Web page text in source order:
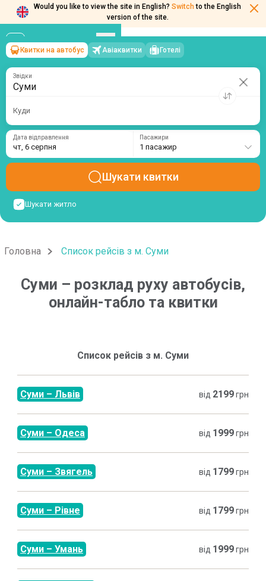
Would you like to view the site in English? Switch to the English
version of the site.
Суми→
чт, 6 серпня/1 пасажир
Квитки на автобус Авіаквитки Готелі
Звідки
Куди
Дата відправлення
чт, 6 серпня
Пасажири
1 пасажир
Шукати квитки
Шукати житло
Головна Список рейсів з м. Суми
Суми – розклад руху автобусів,
онлайн-табло та квитки
Список рейсів з м. Суми
Суми – Львів від 2199грн
Суми – Одеса від 1999грн
Суми – Звягель від 1799грн
Суми – Рівне від 1799грн
Суми – Умань від 1999грн